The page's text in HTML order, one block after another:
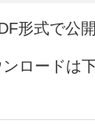
形式で公
ロードは